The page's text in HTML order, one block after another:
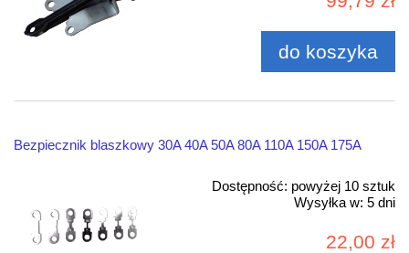
do koszyka
Bezpiecznik blaszkowy 30A 40A 50A 80A 110A 150A 175A
Dostępność: powyżej 10 sztuk
Wysyłka w: 5 dni
22,00 zł